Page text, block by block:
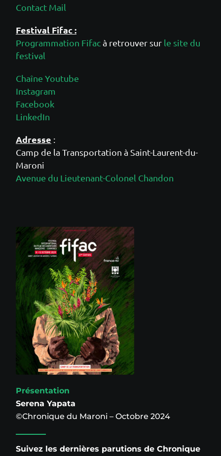
Contact Mail
Festival Fifac :
Programmation Fifacà retrouver sur le site du
festival
Chaîne Youtube
Instagram
Facebook
LinkedIn
Adresse :
Camp de la Transportation à Saint-Laurent-du-
Maroni
Avenue du Lieutenant-Colonel Chandon
Présentation
Serena Yapata
©Chronique du Maroni – Octobre 2024
Suivez les dernières parutions de Chronique